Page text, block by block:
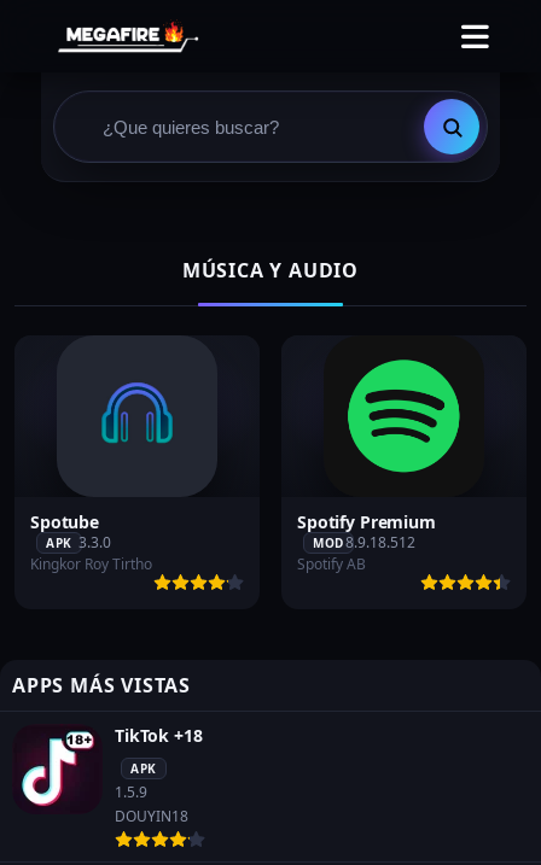
MÚSICA Y AUDIO
Spotube
APK 3.3.0
Kingkor Roy Tirtho
Spotify Premium
MOD8.9.18.512
Spotify AB
APPS MÁS VISTAS
TikTok +18
APK
1.5.9
DOUYIN18